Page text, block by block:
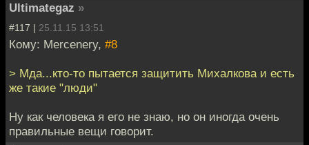
Ultimategaz »
#117 | 25.11.15 13:51
Кому: Mercenery, #8
> Мда...кто-то пытается защитить Михалкова и есть
же такие "люди"
Ну как человека я его не знаю, но он иногда очень
правильные вещи говорит.